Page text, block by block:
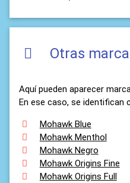
Otras
Aquí pueden aparecer
En ese caso, se identifican
Mohawk Blue
Mohawk Menthol
Mohawk Negro
Mohawk Origins Fine
Mohawk Origins Full